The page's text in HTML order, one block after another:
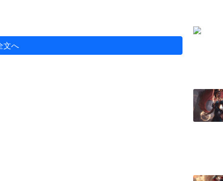
文へ